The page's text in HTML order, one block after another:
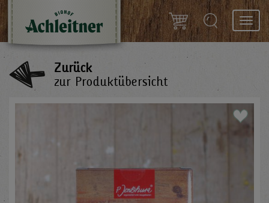
Zurück
zur Produktübersicht